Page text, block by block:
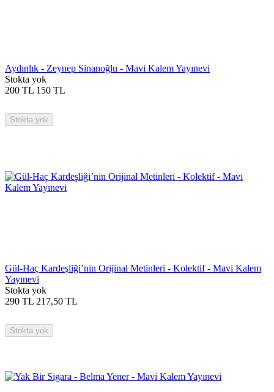
Aydınlık - Zeynep Sinanoğlu - Mavi Kalem Yayınevi
Stokta yok
200 TL 150 TL
Stokta yok
Gül-Haç Kardeşliği’nin Orijinal Metinleri - Kolektif - Mavi Kalem
Yayınevi
Stokta yok
290 TL 217,50 TL
Stokta yok